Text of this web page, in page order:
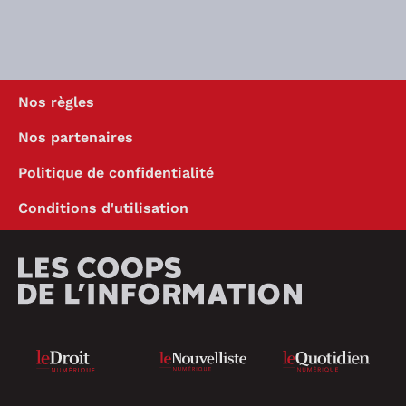
Nos règles
Nos partenaires
Politique de confidentialité
Conditions d'utilisation